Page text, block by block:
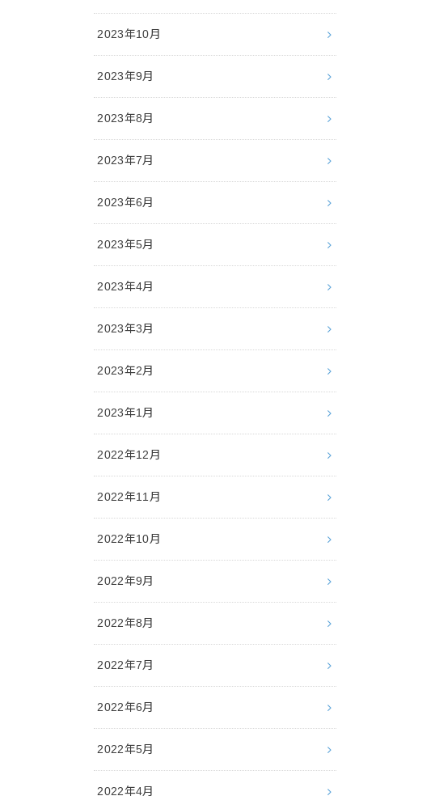
2023年10月
2023年9月
2023年8月
2023年7月
2023年6月
2023年5月
2023年4月
2023年3月
2023年2月
2023年1月
2022年12月
2022年11月
2022年10月
2022年9月
2022年8月
2022年7月
2022年6月
2022年5月
2022年4月